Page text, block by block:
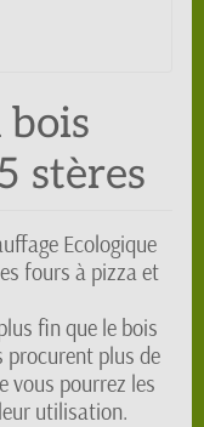
stères
Ecologique
fours à pizza et
fin que le bois
procurent plus de
vous pourrez les
utilisation.